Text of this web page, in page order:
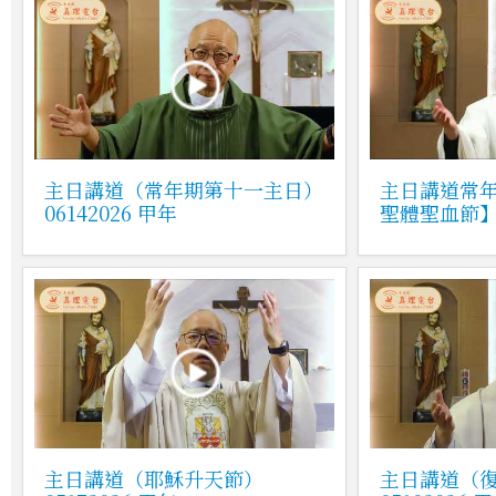
主日講道（常年期第十一主日）
06142026 甲年
主日講道常
聖體聖血節
主日講道（耶穌升天節）
主日講道（